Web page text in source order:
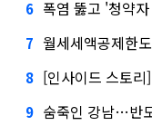
6 폭염 뚫고 '청약
7 월세세액공제한
8 [인사이드 스토
9 숨죽인 강남…반